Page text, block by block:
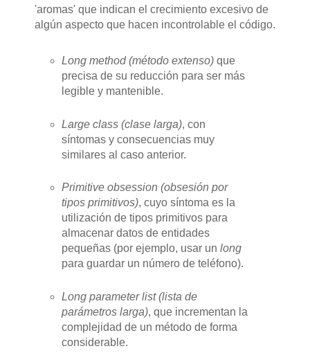
'aromas' que indican el crecimiento excesivo de
algún aspecto que hacen incontrolable el código.
Long method (método extenso) que
precisa de su reducción para ser más
legible y mantenible.
Large class (clase larga), con
síntomas y consecuencias muy
similares al caso anterior.
Primitive obsession (obsesión por
tipos primitivos), cuyo síntoma es la
utilización de tipos primitivos para
almacenar datos de entidades
pequeñas (por ejemplo, usar unlong
para guardar un número de teléfono).
Long parameter list (lista de
parámetros larga), que incrementan la
complejidad de un método de forma
considerable.